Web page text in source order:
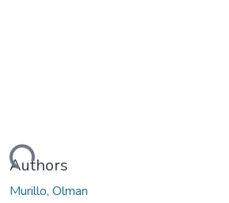
Authors
Murillo, Olman